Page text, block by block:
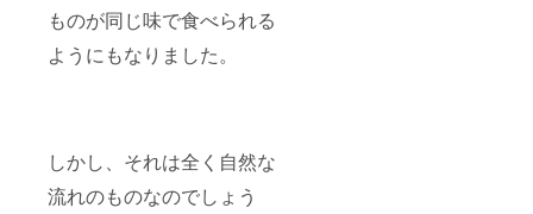
ものが同じ味で食べられる
ようにもなりました。
しかし、それは全く自然な
流れのものなのでしょう